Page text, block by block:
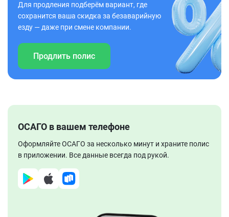
Для продления подберём вариант, где
сохранится ваша скидка за безаварийную
езду — даже при смене компании.
Продлить полис
ОСАГО в вашем телефоне
Оформляйте ОСАГО за несколько минут и храните полис
в приложении. Все данные всегда под рукой.